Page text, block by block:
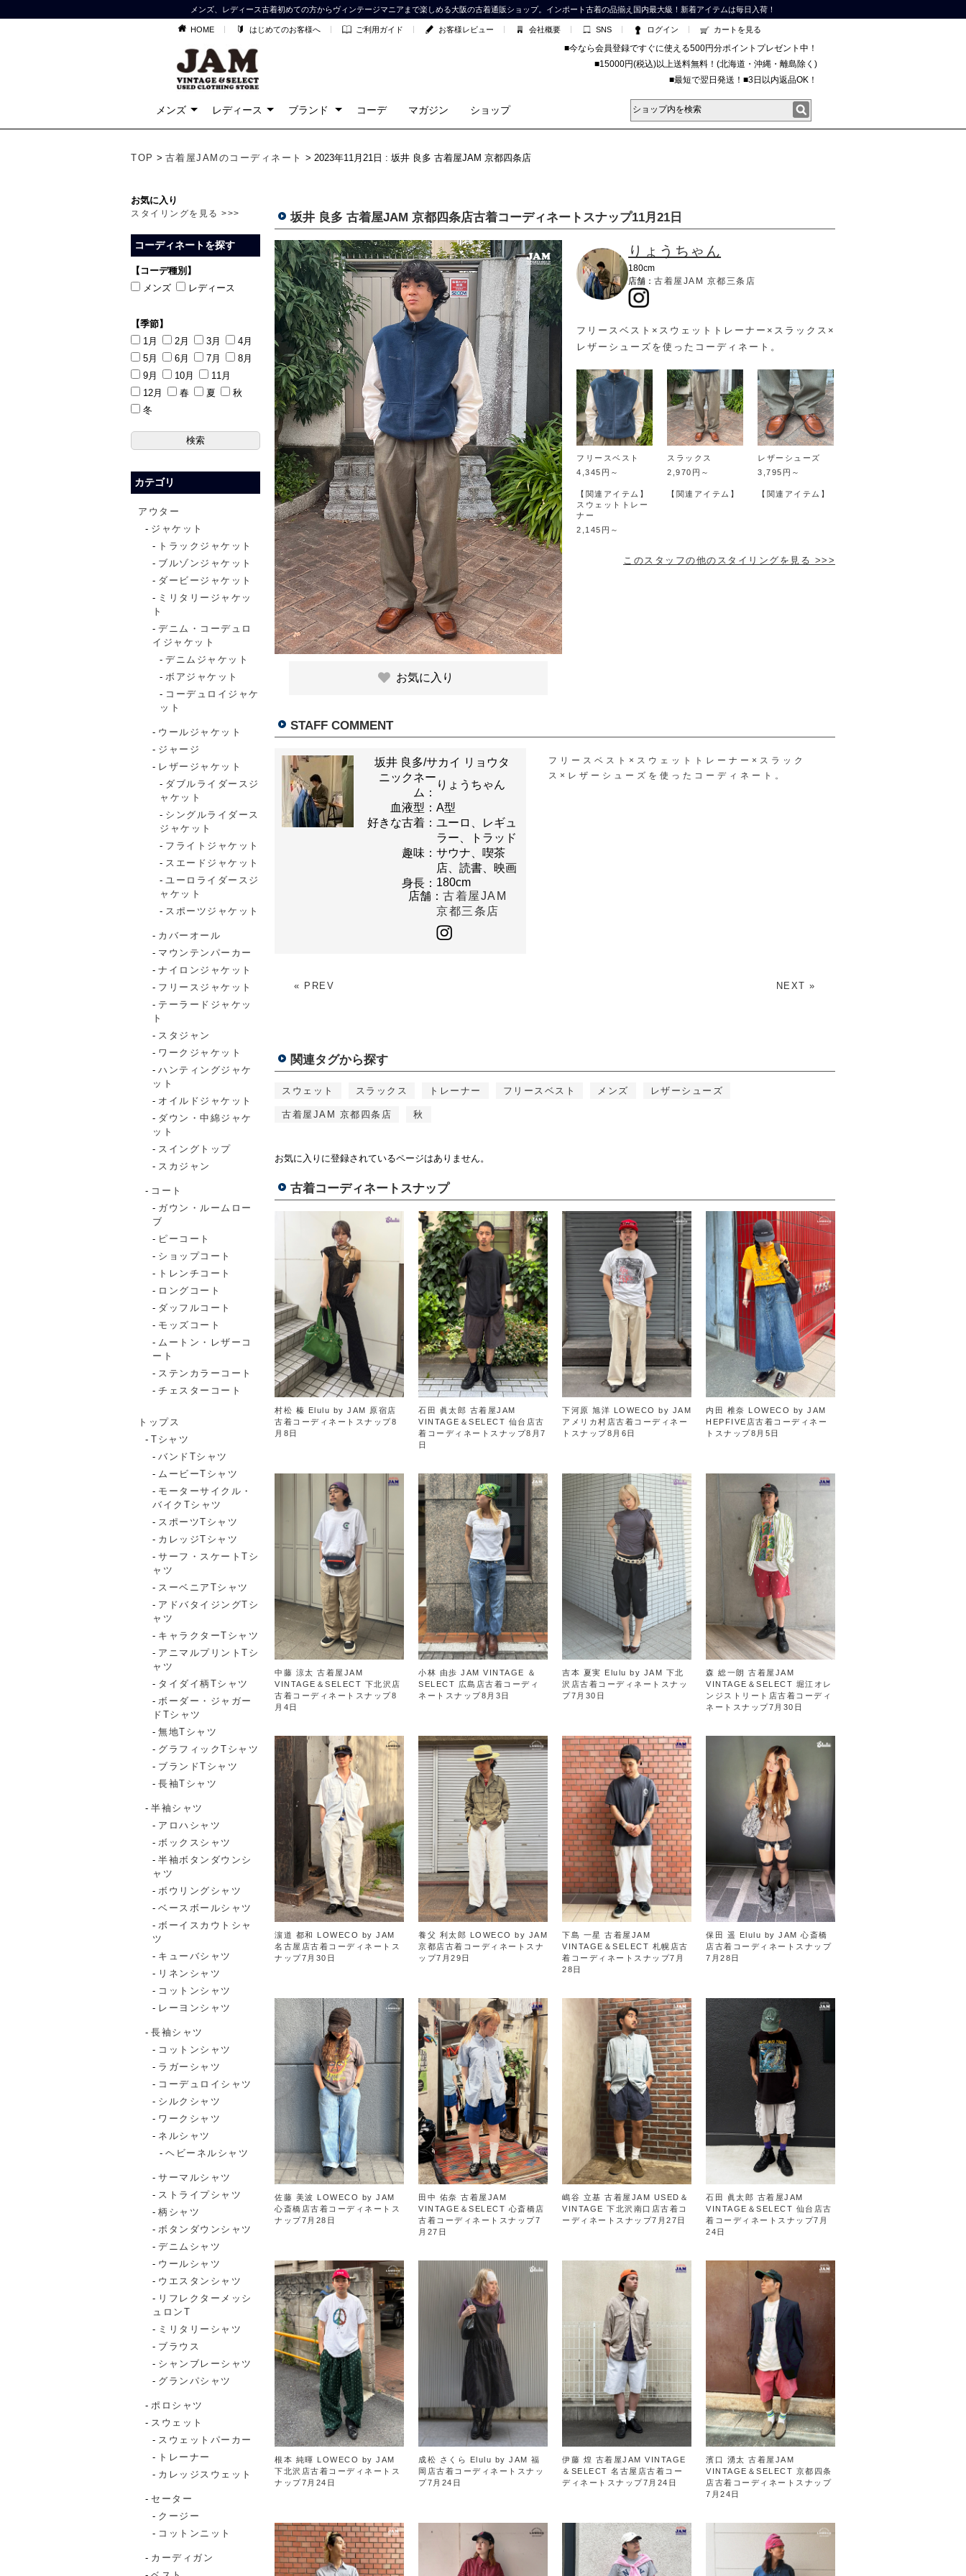
メンズ、レディース古着初めての方からヴィンテージマニアまで楽しめる大阪の古着通販ショップ。インポート古着の品揃え国内最大級！新着アイテムは毎日入荷！
HOME はじめてのお客様へ ご利用ガイド お客様レビュー 会社概要 SNS ログイン カートを見る
■今なら会員登録ですぐに使える500円分ポイントプレゼント中！
■15000円(税込)以上送料無料！(北海道・沖縄・離島除く)
■最短で翌日発送！■3日以内返品OK！
メンズ レディース ブランド コーデ マガジン ショップ
TOP > 古着屋JAMのコーディネート > 2023年11月21日 : 坂井 良多 古着屋JAM 京都四条店
お気に入り
スタイリングを見る >>>
コーディネートを探す
【コーデ種別】
メンズ
レディース
【季節】
1月
2月 3月
4月
5月
6月 7月
8月
9月
10月
11月
12月
春 夏
秋
冬
カテゴリ
アウター
ジャケット
トラックジャケット
ブルゾンジャケット
ダービージャケット
ミリタリージャケッ
ト
デニム・コーデュロ
イジャケット
デニムジャケット
ボアジャケット
コーデュロイジャケ
ット
ウールジャケット
ジャージ
レザージャケット
ダブルライダースジ
ャケット
シングルライダース
ジャケット
フライトジャケット
スエードジャケット
ユーロライダースジ
ャケット
スポーツジャケット
カバーオール
マウンテンパーカー
ナイロンジャケット
フリースジャケット
テーラードジャケッ
ト
スタジャン
ワークジャケット
ハンティングジャケ
ット
オイルドジャケット
ダウン・中綿ジャケ
ット
スイングトップ
スカジャン
コート
ガウン・ルームロー
ブ
ピーコート
ショップコート
トレンチコート
ロングコート
ダッフルコート
モッズコート
ムートン・レザーコ
ート
ステンカラーコート
チェスターコート
トップス
Tシャツ
バンドTシャツ
ムービーTシャツ
モーターサイクル・
バイクTシャツ
スポーツTシャツ
カレッジTシャツ
サーフ・スケートTシ
ャツ
スーベニアTシャツ
アドバタイジングTシ
ャツ
キャラクターTシャツ
アニマルプリントTシ
ャツ
タイダイ柄Tシャツ
ボーダー・ジャガー
ドTシャツ
無地Tシャツ
グラフィックTシャツ
ブランドTシャツ
長袖Tシャツ
半袖シャツ
アロハシャツ
ボックスシャツ
半袖ボタンダウンシ
ャツ
ボウリングシャツ
ベースボールシャツ
ボーイスカウトシャ
ツ
キューバシャツ
リネンシャツ
コットンシャツ
レーヨンシャツ
長袖シャツ
コットンシャツ
ラガーシャツ
コーデュロイシャツ
シルクシャツ
ワークシャツ
ネルシャツ
ヘビーネルシャツ
サーマルシャツ
ストライプシャツ
柄シャツ
ボタンダウンシャツ
デニムシャツ
ウールシャツ
ウエスタンシャツ
リフレクターメッシ
ュロンT
ミリタリーシャツ
ブラウス
シャンブレーシャツ
グランパシャツ
ポロシャツ
スウェット
スウェットパーカー
トレーナー
カレッジスウェット
セーター
クージー
コットンニット
カーディガン
坂井 良多 古着屋JAM 京都四条店古着コーディネートスナップ11月21日
お気に入り
りょうちゃん
180cm
店舗：古着屋JAM 京都三条店
フリースベスト×スウェットトレーナー×スラックス×
レザーシューズを使ったコーディネート。
フリースベスト
4,345円～
【関連アイテム】
スウェットトレー
ナー
2,145円～
スラックス
2,970円～
【関連アイテム】
レザーシューズ
3,795円～
【関連アイテム】
このスタッフの他のスタイリングを見る >>>
STAFF COMMENT
坂井 良多/サカイ リョウタ
ニックネー
ム：
りょうちゃん
血液型： A型
好きな古着： ユーロ、レギュ
ラー、トラッド
趣味： サウナ、喫茶
店、読書、映画
身長： 180cm
店舗： 古着屋JAM
京都三条店
フリースベスト×スウェットトレーナー×スラック
ス×レザーシューズを使ったコーディネート。
« PREV NEXT »
関連タグから探す
スウェット スラックス トレーナー フリースベスト メンズ レザーシューズ
古着屋JAM 京都四条店 秋
お気に入りに登録されているページはありません。
古着コーディネートスナップ
村松 榛 Elulu by JAM 原宿店
古着コーディネートスナップ8
月8日
石田 眞太郎 古着屋JAM
VINTAGE＆SELECT 仙台店古
着コーディネートスナップ8月7
日
下河原 旭洋 LOWECO by JAM
アメリカ村店古着コーディネー
トスナップ8月6日
内田 椎奈 LOWECO by JAM
HEPFIVE店古着コーディネー
トスナップ8月5日
中藤 涼太 古着屋JAM
VINTAGE＆SELECT 下北沢店
古着コーディネートスナップ8
月4日
小林 由歩 JAM VINTAGE ＆
SELECT 広島店古着コーディ
ネートスナップ8月3日
吉本 夏実 Elulu by JAM 下北
沢店古着コーディネートスナッ
プ7月30日
森 総一朗 古着屋JAM
VINTAGE＆SELECT 堀江オレ
ンジストリート店古着コーディ
ネートスナップ7月30日
濵道 都和 LOWECO by JAM
名古屋店古着コーディネートス
ナップ7月30日
養父 利太郎 LOWECO by JAM
京都店古着コーディネートスナ
ップ7月29日
下島 一星 古着屋JAM
VINTAGE＆SELECT 札幌店古
着コーディネートスナップ7月
28日
保田 遥 Elulu by JAM 心斎橋
店古着コーディネートスナップ
7月28日
佐藤 美波 LOWECO by JAM
心斎橋店古着コーディネートス
ナップ7月28日
田中 佑奈 古着屋JAM
VINTAGE＆SELECT 心斎橋店
古着コーディネートスナップ7
月27日
嶋谷 立基 古着屋JAM USED＆
VINTAGE 下北沢南口店古着コ
ーディネートスナップ7月27日
石田 眞太郎 古着屋JAM
VINTAGE＆SELECT 仙台店古
着コーディネートスナップ7月
24日
根本 純暉 LOWECO by JAM
下北沢店古着コーディネートス
ナップ7月24日
成松 さくら Elulu by JAM 福
岡店古着コーディネートスナッ
プ7月24日
伊藤 煌 古着屋JAM VINTAGE
＆SELECT 名古屋店古着コー
ディネートスナップ7月24日
濱口 湧太 古着屋JAM
VINTAGE＆SELECT 京都四条
店古着コーディネートスナップ
7月24日